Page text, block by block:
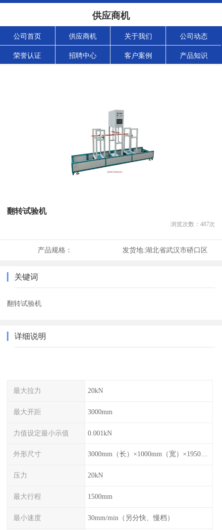
供应商机
公司首页 供应商机 关于我们 公司动态
荣誉认证 招聘中心 客户案例 产品知识
翻转试验机
浏览次数： 487次
产品规格： 发货地:湖北省武汉市硚口区
关键词
翻转试验机
详细说明
最大拉力 20kN
最大开距 3000mm
力值设定最小示值 0.001kN
外形尺寸 3000mm（长）×1000mm（宽）×1950mm（高）
压力 20kN
最大行程 1500mm
最小速度 30mm/min（另分快、慢档）